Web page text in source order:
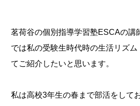
茗荷谷の個別指導学習塾ESCAの講
では私の受験生時代時の生活リズ
てご紹介したいと思います。
私は高校3年生の春まで部活をして